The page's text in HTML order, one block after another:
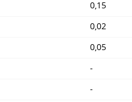
0,15
0,02
0,05
-
-